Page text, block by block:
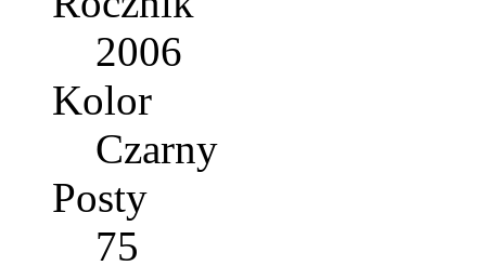
2006
Kolor
Czarny
Posty
75